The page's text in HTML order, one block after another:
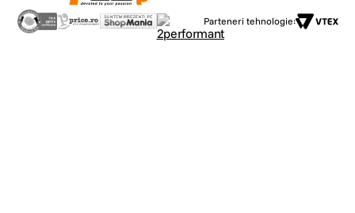
Parteneri tehnologie: